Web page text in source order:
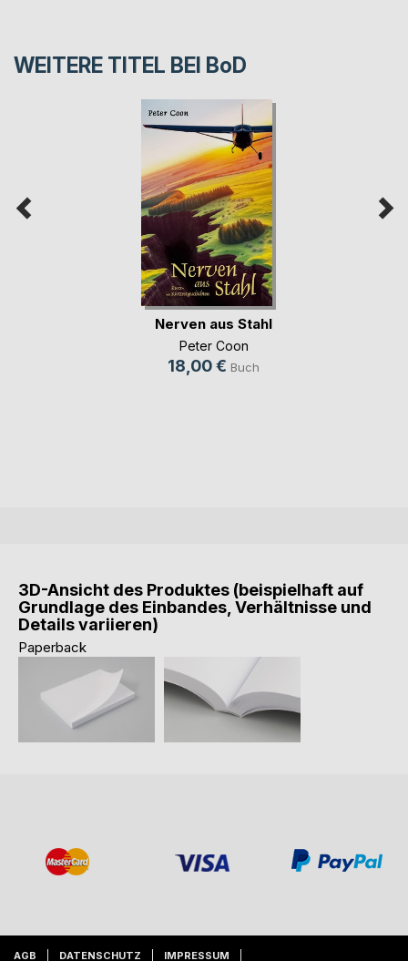
WEITERE TITEL BEI BoD
Nerven aus Stahl
Peter Coon
18,00 € Buch
3D-Ansicht des Produktes (beispielhaft auf
Grundlage des Einbandes, Verhältnisse und
Details variieren)
Paperback
AGB DATENSCHUTZ IMPRESSUM